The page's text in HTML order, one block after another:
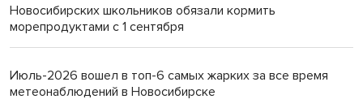
Новосибирских школьников обязали кормить
морепродуктами с 1 сентября
Июль-2026 вошел в топ-6 самых жарких за все время
метеонаблюдений в Новосибирске